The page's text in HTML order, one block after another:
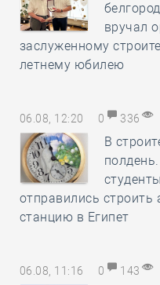
вручал
заслуженному
летнему юбилею
06.08, 12:20 0 336
В
студенты
отправились строить
станцию в Египет
06.08, 11:16 0 143